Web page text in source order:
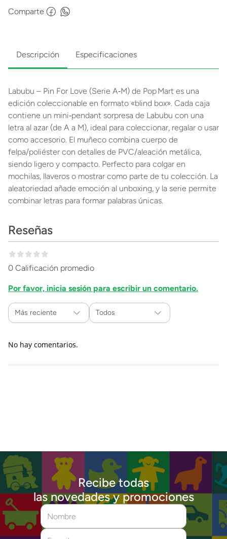
Comparte
Descripción Especificaciones
Labubu – Pin For Love (Serie A‑M) de Pop Mart es una
edición coleccionable en formato «blind box». Cada caja
contiene un mini‑pendant sorpresa de Labubu con una
letra al azar (de A a M), ideal para coleccionar, regalar o usar
como accesorio. El muñeco combina cuerpo de
felpa/poliéster con detalles de PVC/aleación metálica,
siendo ligero y compacto. Perfecto para colgar en
mochilas, llaveros o mostrar como parte de tu colección. La
aleatoriedad añade emoción al unboxing, y la serie permite
combinar letras para formar palabras únicas.
Reseñas
0 Calificación promedio
Por favor, inicia sesión para escribir un comentario.
Más reciente Todos
No hay comentarios.
Recibe todas
las novedades y promociones